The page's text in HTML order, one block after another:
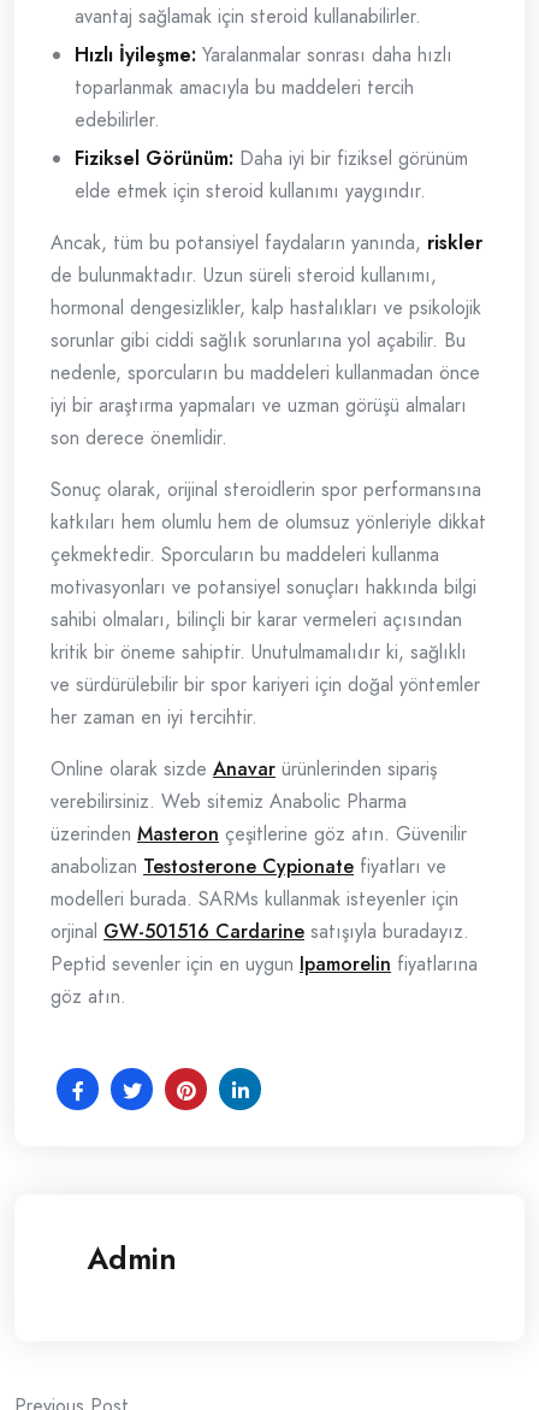
avantaj sağlamak için steroid kullanabilirler.
Hızlı İyileşme: Yaralanmalar sonrası daha hızlı
toparlanmak amacıyla bu maddeleri tercih
edebilirler.
Fiziksel Görünüm: Daha iyi bir fiziksel görünüm
elde etmek için steroid kullanımı yaygındır.
Ancak, tüm bu potansiyel faydaların yanında, riskler
de bulunmaktadır. Uzun süreli steroid kullanımı,
hormonal dengesizlikler, kalp hastalıkları ve psikolojik
sorunlar gibi ciddi sağlık sorunlarına yol açabilir. Bu
nedenle, sporcuların bu maddeleri kullanmadan önce
iyi bir araştırma yapmaları ve uzman görüşü almaları
son derece önemlidir.
Sonuç olarak, orijinal steroidlerin spor performansına
katkıları hem olumlu hem de olumsuz yönleriyle dikkat
çekmektedir. Sporcuların bu maddeleri kullanma
motivasyonları ve potansiyel sonuçları hakkında bilgi
sahibi olmaları, bilinçli bir karar vermeleri açısından
kritik bir öneme sahiptir. Unutulmamalıdır ki, sağlıklı
ve sürdürülebilir bir spor kariyeri için doğal yöntemler
her zaman en iyi tercihtir.
Online olarak sizde Anavar ürünlerinden sipariş
verebilirsiniz. Web sitemiz Anabolic Pharma
üzerinden Masteron çeşitlerine göz atın. Güvenilir
anabolizan Testosterone Cypionate fiyatları ve
modelleri burada. SARMs kullanmak isteyenler için
orjinal GW-501516 Cardarine satışıyla buradayız.
Peptid sevenler için en uygun Ipamorelin fiyatlarına
göz atın.
Admin